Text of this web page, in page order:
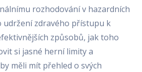
rozhodování v hazardních
udržení zdravého přístupu k
způsobů, jak toho
si jasné herní limity a
měli mít přehled o svých